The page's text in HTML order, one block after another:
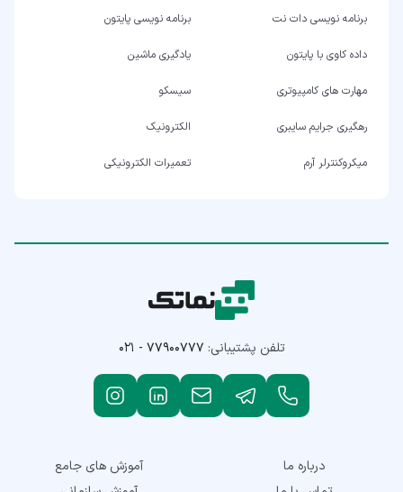
برنامه نویسی دات نت برنامه نویسی پایتون
داده کاوی با پایتون یادگیری ماشین
مهارت های کامپیوتری سیسکو
رهگیری جرایم سایبری الکترونیک
میکروکنترلر آرم تعمیرات الکترونیکی
تلفن پشتیبانی: ۰۲۱ - ۷۷۹۰۰۷۷۷
درباره ما
آموزش های جامع